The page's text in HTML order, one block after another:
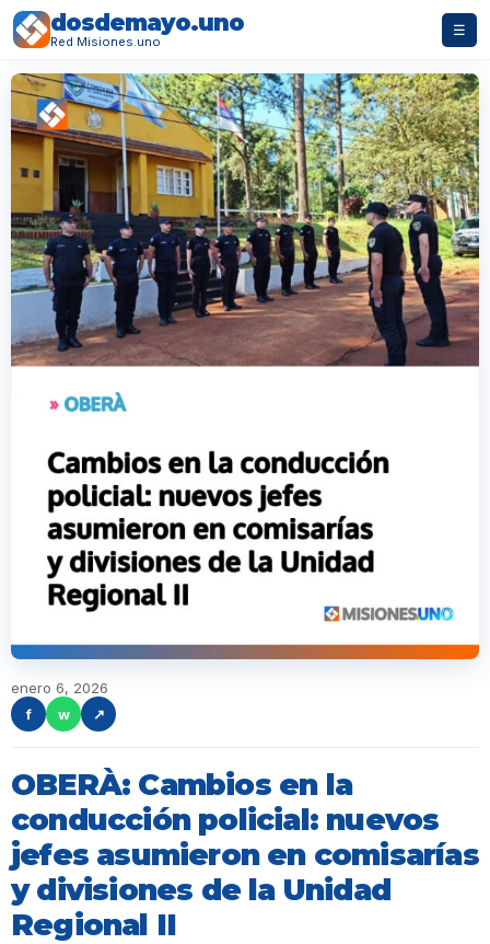
dosdemayo.uno
Red Misiones.uno
☰
enero 6, 2026
f
w ↗
OBERÀ: Cambios en la
conducción policial: nuevos
jefes asumieron en comisarías
y divisiones de la Unidad
Regional II